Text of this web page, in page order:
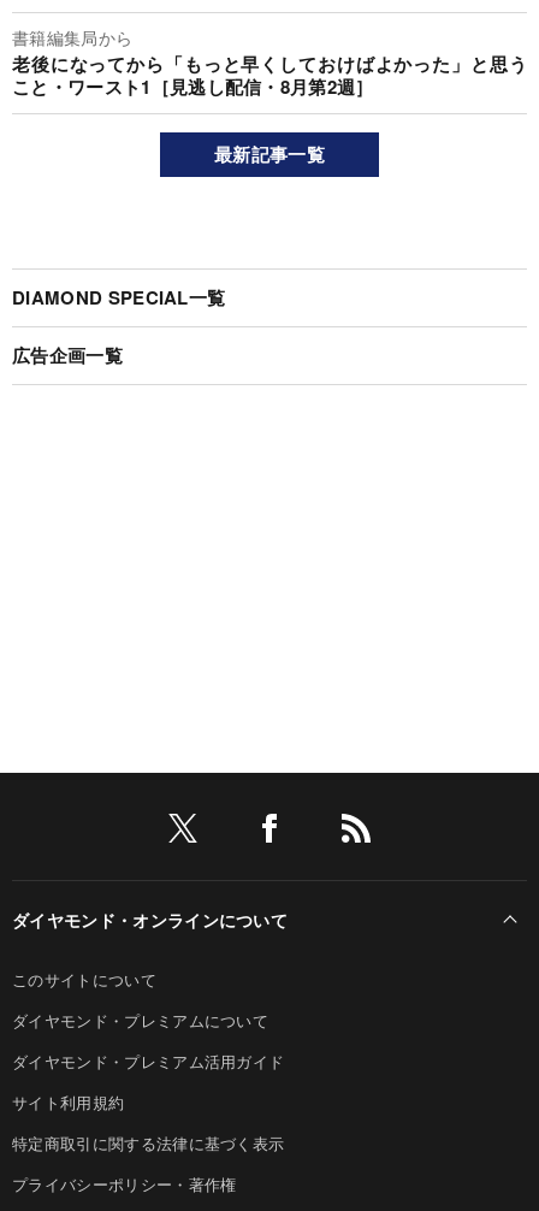
書籍編集局から
老後になってから「もっと早くしておけばよかった」と思う
こと・ワースト1［見逃し配信・8月第2週］
最新記事一覧
DIAMOND SPECIAL一覧
広告企画一覧
ダイヤモンド・オンラインについて
このサイトについて
ダイヤモンド・プレミアムについて
ダイヤモンド・プレミアム活用ガイド
サイト利用規約
特定商取引に関する法律に基づく表示
プライバシーポリシー・著作権